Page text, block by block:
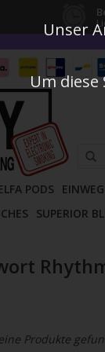
die
Pfeile
oben
und
das
PODS
SUPERIOR
Produkte
Unser
Um diese